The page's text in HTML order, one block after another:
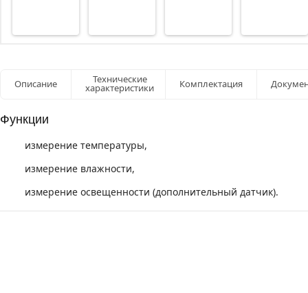
Описание Технические
характеристики Комплектация
Функции
измерение температуры,
измерение влажности,
измерение освещенности (дополнительный датчик).